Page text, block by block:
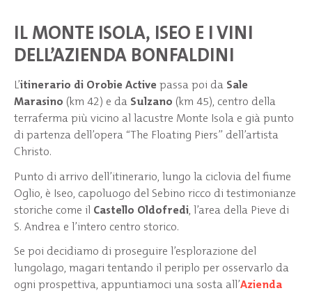
IL MONTE ISOLA, ISEO E I VINI
DELL’AZIENDA BONFALDINI
L’itinerario di Orobie Active passa poi da Sale
Marasino (km 42) e da Sulzano (km 45), centro della
terraferma più vicino al lacustre Monte Isola e già punto
di partenza dell’opera “The Floating Piers” dell’artista
Christo.
Punto di arrivo dell’itinerario, lungo la ciclovia del fiume
Oglio, è Iseo, capoluogo del Sebino ricco di testimonianze
storiche come il Castello Oldofredi, l’area della Pieve di
S. Andrea e l’intero centro storico.
Se poi decidiamo di proseguire l’esplorazione del
lungolago, magari tentando il periplo per osservarlo da
ogni prospettiva, appuntiamoci una sosta all’Azienda